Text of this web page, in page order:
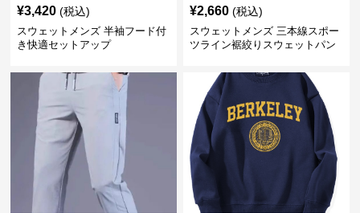
¥3,420 (税込)
スウェットメンズ 半袖フード付
き快適セットアップ
¥2,660 (税込)
スウェットメンズ 三本線スポー
ツライン裾絞りスウェットパン